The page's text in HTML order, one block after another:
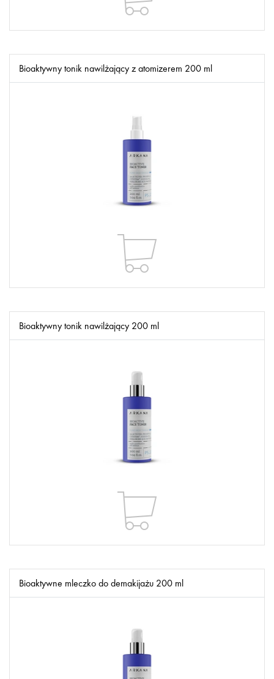
Bioaktywny tonik nawilżający z atomizerem 200 ml
Bioaktywny tonik nawilżający 200 ml
Bioaktywne mleczko do demakijażu 200 ml